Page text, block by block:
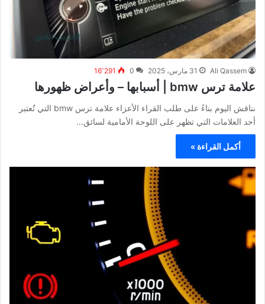
Ali Qassem 31 مارس، 2025 0 16٬291
علامة ترس bmw | أسبابها – وأعراض ظهورها
نناقش اليوم بناءً على طلب القراء الأعزاء علامة ترس bmw التي تُعتبر
أحد العلامات التي تظهر على اللوحة الأمامية لسائق…
أكمل القراءة »